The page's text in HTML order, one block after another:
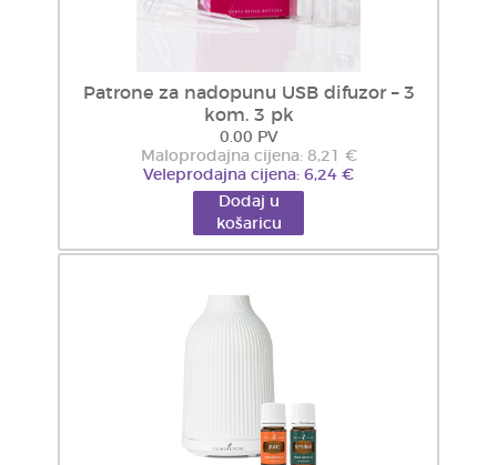
Patrone za nadopunu USB difuzor – 3
kom. 3 pk
0.00 PV
Maloprodajna cijena: 8,21 €
Veleprodajna cijena: 6,24 €
Dodaj u
košaricu